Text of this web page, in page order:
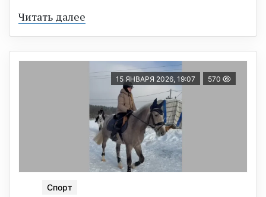
Читать далее
15 ЯНВАРЯ 2026, 19:07 570
Спорт